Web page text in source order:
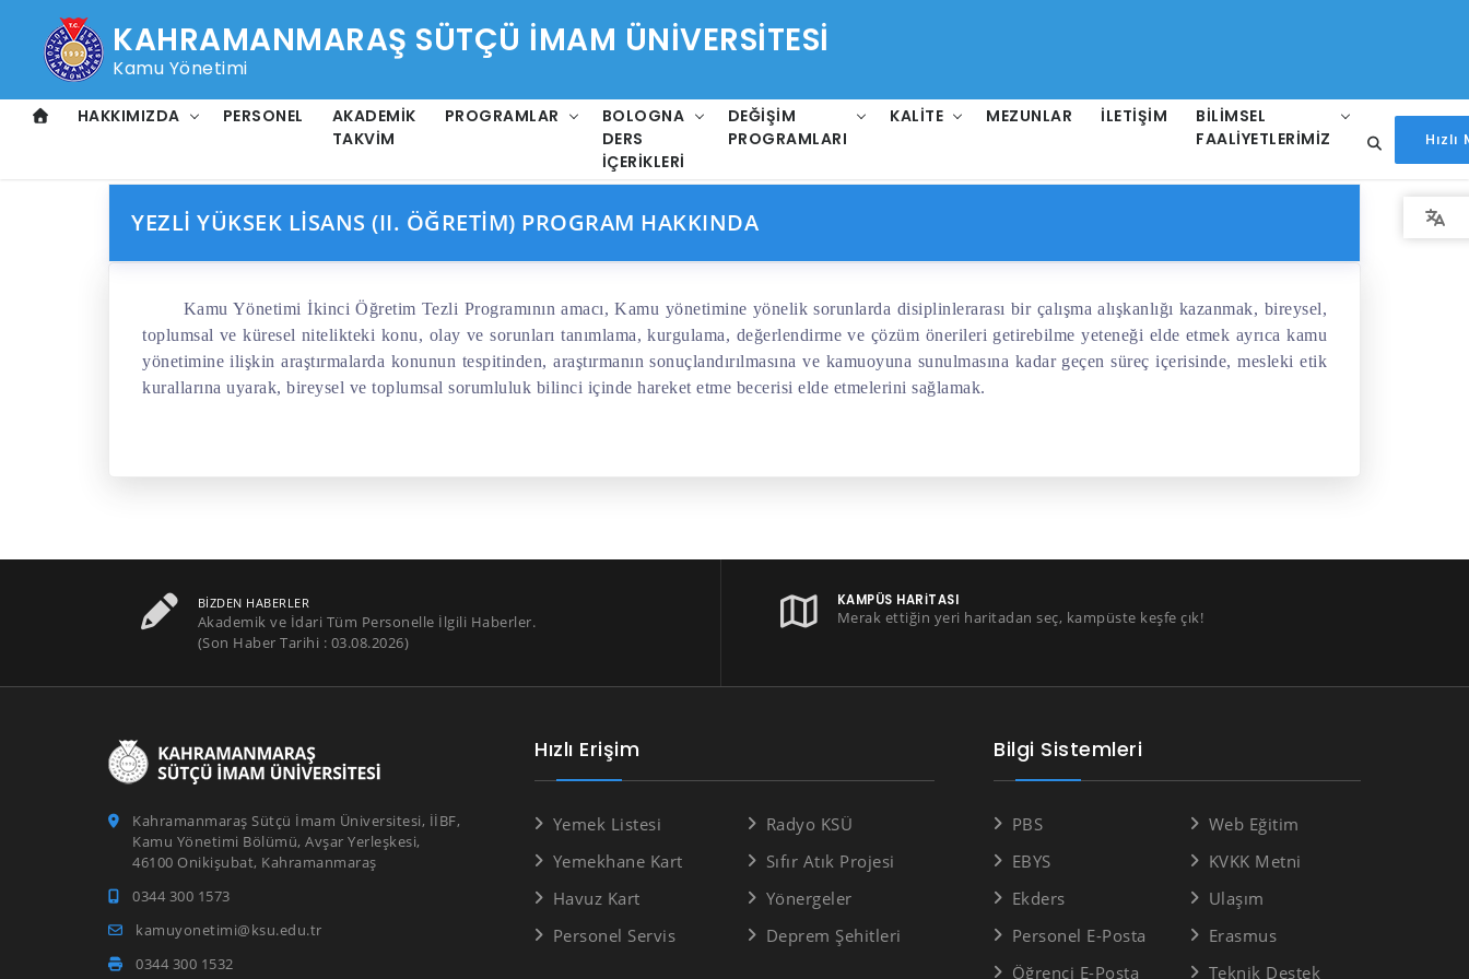
KAHRAMANMARAŞ SÜTÇÜ İMAM ÜNİVERSİTESİ
Kamu Yönetimi
HAKKIMIZDA PERSONEL
AKADEMIK
TAKVIM
PROGRAMLAR
BOLOGNA
DERS
İÇERIKLERI
DEĞIŞIM
PROGRAMLARI
KALITE MEZUNLAR İLETIŞIM
BILIMSEL
FAALIYETLERIMIZ
Hızlı
YEZLI YÜKSEK LISANS (II. ÖĞRETIM) PROGRAM HAKKINDA
Kamu Yönetimi İkinci Öğretim Tezli Programının amacı,Kamu yönetimine yönelik sorunlarda disiplinlerarası bir çalışma alışkanlığı kazanmak, bireysel,
toplumsal ve küresel nitelikteki konu, olay ve sorunları tanımlama, kurgulama, değerlendirme ve çözüm önerileri getirebilme yeteneği elde etmek ayrıca kamu
yönetimine ilişkin araştırmalarda konunun tespitinden, araştırmanın sonuçlandırılmasına ve kamuoyuna sunulmasına kadar geçen süreç içerisinde, mesleki etik
kurallarına uyarak, bireysel ve toplumsal sorumluluk bilinci içinde hareket etme becerisi elde etmelerini sağlamak.
BIZDEN HABERLER
Akademik ve İdari Tüm Personelle İlgili Haberler.
(Son Haber Tarihi : 03.08.2026)
KAMPÜS HARITASI
Merak ettiğin yeri haritadan seç, kampüste keşfe çık!
Kahramanmaraş Sütçü İmam Üniversitesi, İİBF,
Kamu Yönetimi Bölümü, Avşar Yerleşkesi,
46100 Onikişubat, Kahramanmaraş
0344 300 1573
kamuyonetimi@ksu.edu.tr
0344 300 1532
Hızlı Erişim
Yemek Listesi
Yemekhane Kart
Havuz Kart
Personel Servis
Radyo KSÜ
Sıfır Atık Projesi
Yönergeler
Deprem Şehitleri
Bilgi Sistemleri
PBS
EBYS
Ekders
Personel E-Posta
Öğrenci E-Posta
Web Eğitim
KVKK Metni
Ulaşım
Erasmus
Teknik Destek